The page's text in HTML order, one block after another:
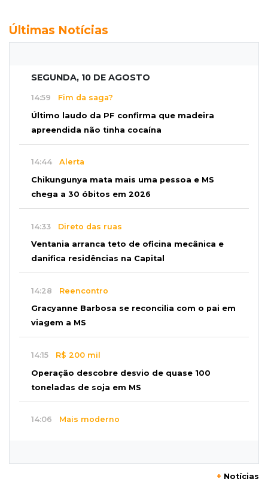
Últimas Notícias
SEGUNDA, 10 DE AGOSTO
14:59 Fim da saga?
Último laudo da PF confirma que madeira
apreendida não tinha cocaína
14:44 Alerta
Chikungunya mata mais uma pessoa e MS
chega a 30 óbitos em 2026
14:33 Direto das ruas
Ventania arranca teto de oficina mecânica e
danifica residências na Capital
14:28 Reencontro
Gracyanne Barbosa se reconcilia com o pai em
viagem a MS
14:15 R$ 200 mil
Operação descobre desvio de quase 100
toneladas de soja em MS
14:06 Mais moderno
+ Notícias